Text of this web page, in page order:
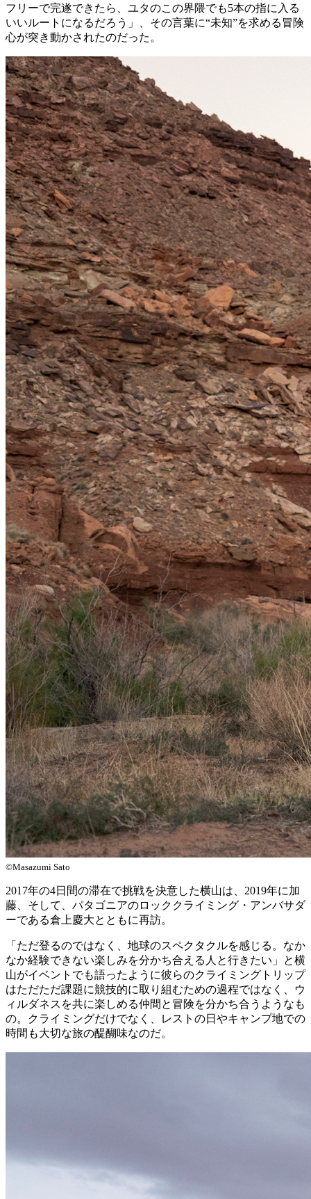
フリーで完遂できたら、ユタのこの界隈でも5本の指に入る
いいルートになるだろう」、その言葉に“未知”を求める冒険
心が突き動かされたのだった。
©Masazumi Sato
2017年の4日間の滞在で挑戦を決意した横山は、2019年に加
藤、そして、パタゴニアのロッククライミング・アンバサダ
ーである倉上慶大とともに再訪。
「ただ登るのではなく、地球のスペクタクルを感じる。なか
なか経験できない楽しみを分かち合える人と行きたい」と横
山がイベントでも語ったように彼らのクライミングトリップ
はただただ課題に競技的に取り組むための過程ではなく、ウ
ィルダネスを共に楽しめる仲間と冒険を分かち合うようなも
の。クライミングだけでなく、レストの日やキャンプ地での
時間も大切な旅の醍醐味なのだ。